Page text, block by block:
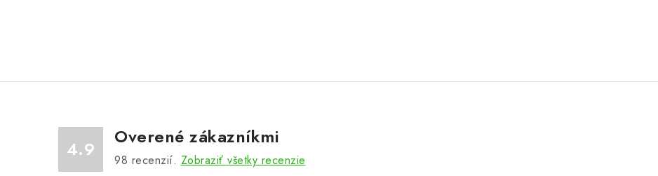
4.9
Overené zákazníkmi
98 recenzií. Zobraziť všetky recenzie